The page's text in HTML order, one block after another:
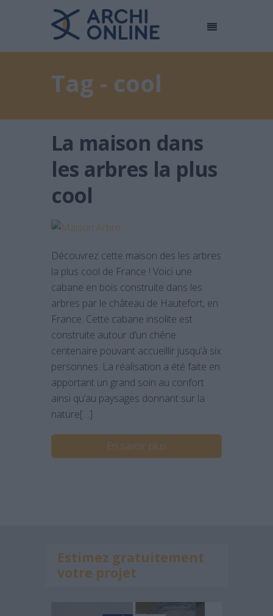
Tag - cool
La maison dans
les arbres la plus
cool
Découvrez cette maison des les arbres
la plus cool de France ! Voici une
cabane en bois construite dans les
arbres par le château de Hautefort, en
France. Cette cabane insolite est
construite autour d’un chêne
centenaire pouvant accueillir jusqu’à six
personnes. La réalisation a été faite en
apportant un grand soin au confort
ainsi qu’au paysages donnant sur la
nature[…]
En savoir plus
Estimez gratuitement
votre projet